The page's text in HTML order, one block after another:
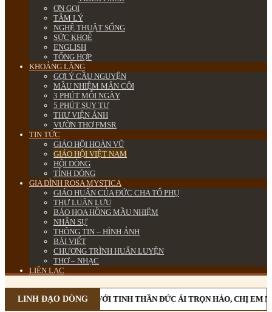
ƠN GỌI
TÂM LÝ
NGHỆ THUẬT SỐNG
SỨC KHOẺ
ENGLISH
TỔNG HỢP
KHOẢNG LẶNG
GỢI Ý CẦU NGUYỆN
MẦU NHIỆM MÂN CÔI
3 PHÚT MỖI NGÀY
5 PHÚT SUY TƯ
THƯ VIỆN ẢNH
VƯỜN THƠ FMSR
TIN TỨC
GIÁO HỘI HOÀN VŨ
GIÁO HỘI VIỆT NAM
HỘI DÒNG
TỈNH DÒNG
GIA ĐÌNH ROSA MYSTICA
GIÁO HUẤN CỦA ĐỨC CHA TỔ PHỤ
THƯ LUÂN LƯU
BÁO HOA HỒNG MẦU NHIỆM
NHÂN SỰ
THÔNG TIN – HÌNH ẢNH
BÀI VIẾT
CHƯƠNG TRÌNH HUẤN LUYỆN
THƠ – NHẠC
LIÊN LẠC
LINH ĐẠO DÒNG VỚI TINH THẦN ĐỨC ÁI TRỌN HẢO, CHỊ EM